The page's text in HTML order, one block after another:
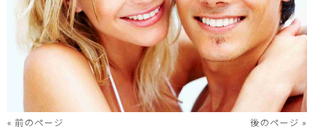
« 前のページ 後のページ »